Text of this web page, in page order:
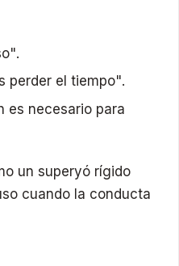
perder el tiempo".
es necesario para
un superyó rígido
cuando la conducta